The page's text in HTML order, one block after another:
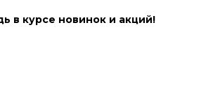
в курсе новинок и акций!